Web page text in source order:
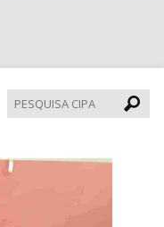
CIPA